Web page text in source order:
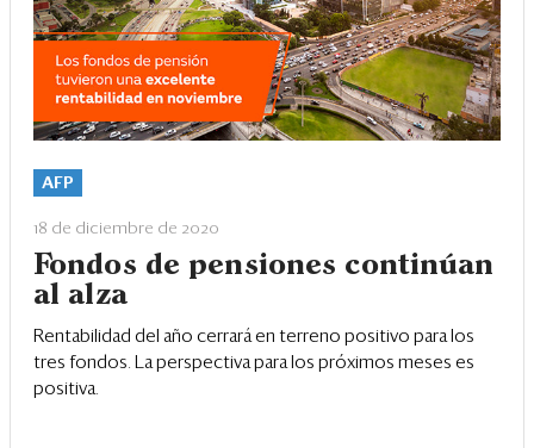
AFP
18 de diciembre de 2020
Fondos de pensiones continúan
al alza
Rentabilidad del año cerrará en terreno positivo para los
tres fondos. La perspectiva para los próximos meses es
positiva.